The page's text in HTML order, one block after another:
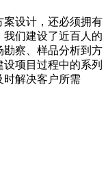
案设计，还必须拥有
我们建设了近百人的
勘察、样品分析到方
项目过程中的系列
时解决客户所需